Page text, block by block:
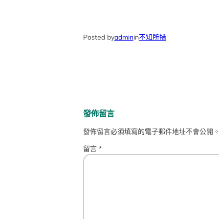
Posted byadminin不知所措
發佈留言
發佈留言必須填寫的電子郵件地址不會公開。
留言 *